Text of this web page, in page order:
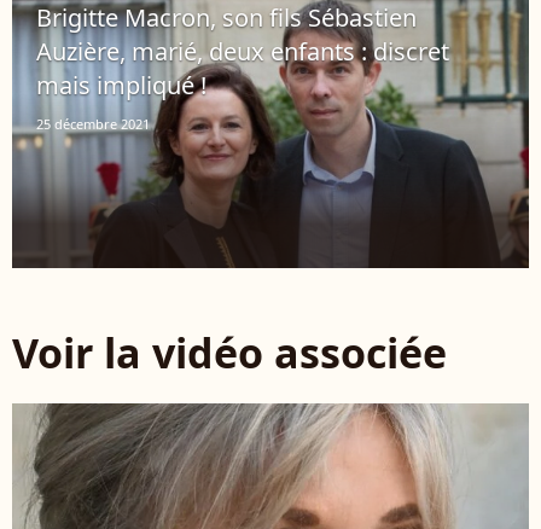
Brigitte Macron, son fils Sébastien
Auzière, marié, deux enfants : discret
mais impliqué !
25 décembre 2021
Voir la vidéo associée